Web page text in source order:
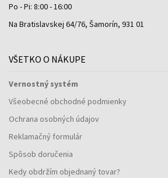
Po - Pi: 8:00 - 16:00
Na Bratislavskej 64/76, Šamorín, 931 01
VŠETKO O NÁKUPE
Vernostný systém
Všeobecné obchodné podmienky
Ochrana osobných údajov
Reklamačný formulár
Spôsob doručenia
Kedy obdržím objednaný tovar?